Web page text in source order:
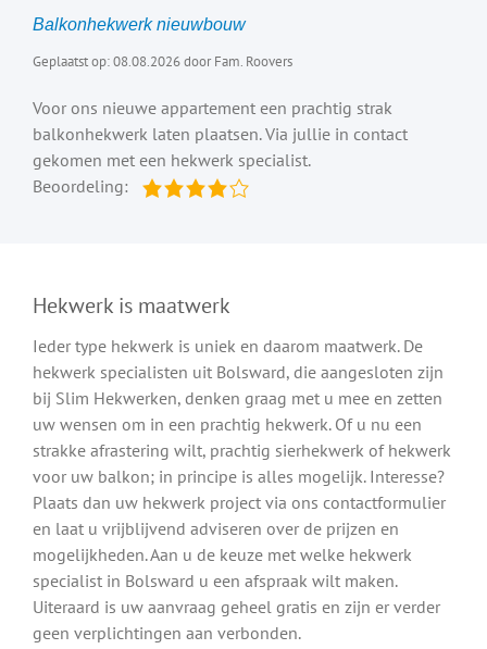
Balkonhekwerk nieuwbouw
Geplaatst op: 08.08.2026 door Fam. Roovers
Voor ons nieuwe appartement een prachtig strak
balkonhekwerk laten plaatsen. Via jullie in contact
gekomen met een hekwerk specialist.
Beoordeling:
Hekwerk is maatwerk
Ieder type hekwerk is uniek en daarom maatwerk. De
hekwerk specialisten uit Bolsward, die aangesloten zijn
bij Slim Hekwerken, denken graag met u mee en zetten
uw wensen om in een prachtig hekwerk. Of u nu een
strakke afrastering wilt, prachtig sierhekwerk of hekwerk
voor uw balkon; in principe is alles mogelijk. Interesse?
Plaats dan uw hekwerk project via ons contactformulier
en laat u vrijblijvend adviseren over de prijzen en
mogelijkheden. Aan u de keuze met welke hekwerk
specialist in Bolsward u een afspraak wilt maken.
Uiteraard is uw aanvraag geheel gratis en zijn er verder
geen verplichtingen aan verbonden.